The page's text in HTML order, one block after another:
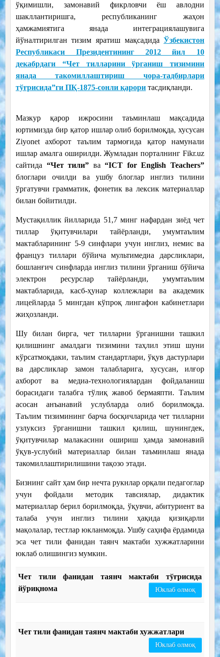
ўқимишли, замонавий фикрловчи ёш авлодни
шакллантиришга, республиканинг жаҳон
ҳамжамиятига янада интеграциялашувига
йўналтирилган тизим яратиш мақсадидаЎзбекистон
Республикаси Президентининг 2012 йил 10
декабрдаги “Чет тилларини ўрганиш тизимини
янада такомиллаштириш чора-тадбирлари
тўғрисида”ги ПҚ-1875-сонли қароритасдиқланди.
Мазкур қарор ижросини таъминлаш мақсадида
юртимизда бир қатор ишлар олиб борилмоқда, хусусан
Ziyonet ахборот таълим тармоғида қатор намунали
ишлар амалга оширилди. Жумладан порталнинг Fikr.uz
сайтида “Чет тили” ва“ICT for English Teachers”
блоглари очилди ва ушбу блоглар инглиз тилини
ўргатувчи грамматик, фонетик ва лексик материаллар
билан бойитилди.
Мустақиллик йилларида 51,7 минг нафардан зиёд чет
тиллар ўқитувчилари тайёрланди, умумтаълим
мактабларининг 5-9 синфлари учун инглиз, немис ва
француз тиллари бўйича мультимедиа дарсликлари,
бошланғич синфларда инглиз тилини ўрганиш бўйича
электрон ресурслар тайёрланди, умумтаълим
мактабларида, касб-ҳунар коллежлари ва академик
лицейларда 5 мингдан кўпроқ лингафон кабинетлари
жиҳозланди.
Шу билан бирга, чет тилларни ўрганишни ташкил
қилишнинг амалдаги тизимини таҳлил этиш шуни
кўрсатмоқдаки, таълим стандартлари, ўқув дастурлари
ва дарсликлар замон талабларига, хусусан, илғор
ахборот ва медиа-технологиялардан фойдаланиш
борасидаги талабга тўлиқ жавоб бермаяпти. Таълим
асосан анъанавий услубларда олиб борилмоқда.
Таълим тизимининг барча босқичларида чет тилларни
узлуксиз ўрганишни ташкил қилиш, шунингдек,
ўқитувчилар малакасини ошириш ҳамда замонавий
ўқув-услубий материаллар билан таъминлаш янада
такомиллаштирилишини тақозо этади.
Бизнинг сайт ҳам бир нечта рукнлар орқали педагоглар
учун фойдали методик тавсиялар, дидактик
материаллар берил борилмоқда, ўқувчи, абитуриент ва
талаба учун инглиз тилини ҳақида қизиқарли
мақолалар, тестлар юкланмоқда. Ушбу саҳифа ёрдамида
эса чет тили фанидан таянч мактаби хужжатларини
юклаб олишингиз мумкин.
Чет тили фанидан таянч мактаби тўғрисида
йўриқнома
Юклаб олмоқ
Чет тили фанидан таянч мактаби хужжатлари
Юклаб олмоқ